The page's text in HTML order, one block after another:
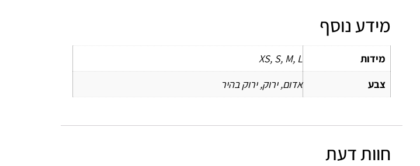
מידע נוסף
מידות
XS, S, M, L
צבע
אדום, ירוק, ירוק בהיר
חוות דעת